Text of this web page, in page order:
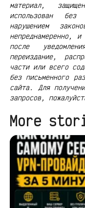
материал,
использован
нарушением
непреднамеренно,
после
переиздание,
части или всего
без письменного
сайта. Для
запросов,
More